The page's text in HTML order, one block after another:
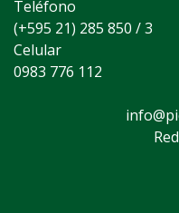
Teléfono
(+595 21) 285 850 / 3
Celular
0983 776 112